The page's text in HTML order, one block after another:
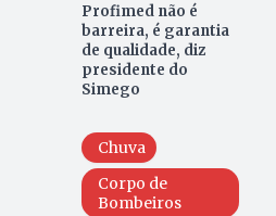
Profimed não é
barreira, é garantia
de qualidade, diz
presidente do
Simego
Chuva
Corpo de
Bombeiros